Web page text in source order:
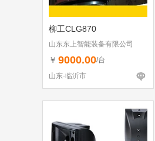
柳工CLG870
山东东上智能装备有限公司
￥ 9000.00/台
山东-临沂市